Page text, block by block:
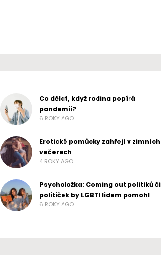
Co dělat, když rodina popírá
pandemii?
6 ROKY AGO
Erotické pomůcky zahřejí v zimních
večerech
4 ROKY AGO
Psycholožka: Coming out politiků či
političek by LGBTI lidem pomohl
6 ROKY AGO